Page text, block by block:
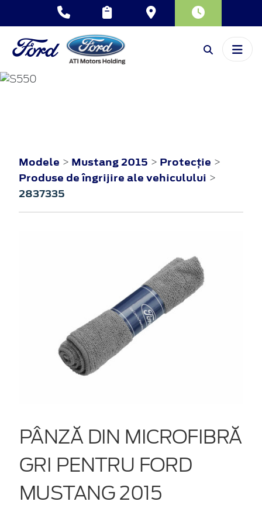
MUSTANG
Modele > Mustang 2015 > Protecţie >
Produse de îngrijire ale vehiculului >
2837335
PÂNZĂ DIN MICROFIBRĂ
GRI PENTRU FORD
MUSTANG 2015